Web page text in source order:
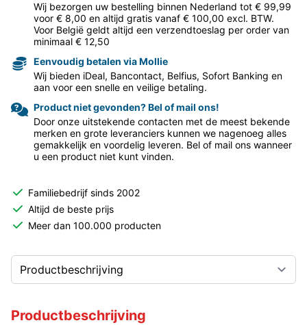
Wij bezorgen uw bestelling binnen Nederland tot € 99,99
voor € 8,00 en altijd gratis vanaf € 100,00 excl. BTW.
Voor België geldt altijd een verzendtoeslag per order van
minimaal € 12,50
Eenvoudig betalen via Mollie
Wij bieden iDeal, Bancontact, Belfius, Sofort Banking en
aan voor een snelle en veilige betaling.
Product niet gevonden? Bel of mail ons!
Door onze uitstekende contacten met de meest bekende
merken en grote leveranciers kunnen we nagenoeg alles
gemakkelijk en voordelig leveren. Bel of mail ons wanneer
u een product niet kunt vinden.
Familiebedrijf sinds 2002
Altijd de beste prijs
Meer dan 100.000 producten
Productbeschrijving